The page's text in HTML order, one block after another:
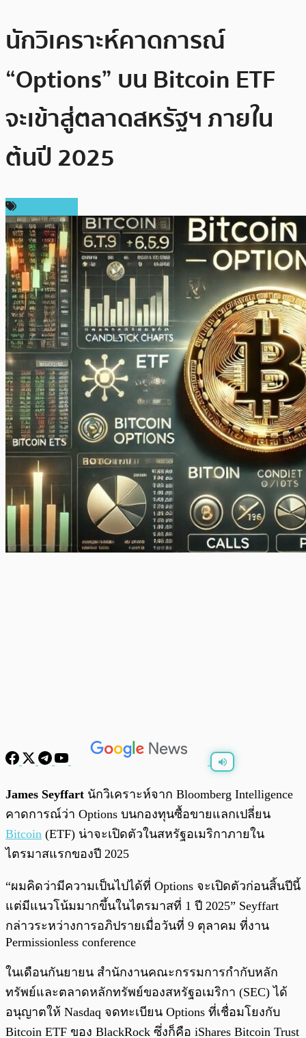
นักวิเคราะห์คาดการณ์
“Options” บน Bitcoin ETF
จะเข้าสู่ตลาดสหรัฐฯ ภายใน
ต้นปี 2025
James Seyffart นักวิเคราะห์จาก Bloomberg Intelligence
คาดการณ์ว่า Options บนกองทุนซื้อขายแลกเปลี่ยน
Bitcoin (ETF) น่าจะเปิดตัวในสหรัฐอเมริกาภายใน
ไตรมาสแรกของปี 2025
“ผมคิดว่ามีความเป็นไปได้ที่ Options จะเปิดตัวก่อนสิ้นปีนี้
แต่มีแนวโน้มมากขึ้นในไตรมาสที่ 1 ปี 2025” Seyffart
กล่าวระหว่างการอภิปรายเมื่อวันที่ 9 ตุลาคม ที่งาน
Permissionless conference
ในเดือนกันยายน สำนักงานคณะกรรมการกำกับหลัก
ทรัพย์และตลาดหลักทรัพย์ของสหรัฐอเมริกา (SEC) ได้
อนุญาตให้ Nasdaq จดทะเบียน Options ที่เชื่อมโยงกับ
Bitcoin ETF ของ BlackRock ซึ่งก็คือ iShares Bitcoin Trust